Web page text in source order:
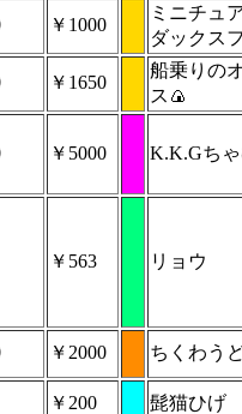
￥1000
ミニチュ
ダックス
￥1650
船乗りの
ス🍙
￥5000 K.K.Gち
￥563 リョウ
￥2000 ちくわう
￥200 髭猫ひげ